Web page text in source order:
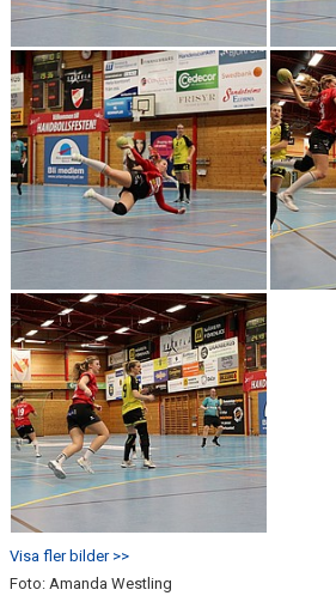
Visa fler bilder >>
Foto: Amanda Westling